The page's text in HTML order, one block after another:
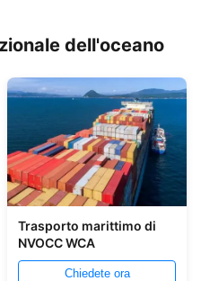
dell'oceano
Trasporto marittimo di
NVOCC WCA
Chiedete ora